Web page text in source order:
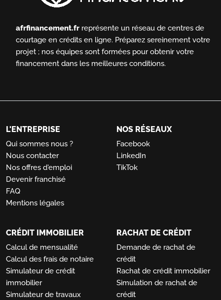
afrfinancement.fr représente un réseau de centres de
courtage en crédits en ligne. Préparez sereinement votre
projet ; nos équipes sont formées pour obtenir votre
financement dans les meilleures conditions.
L'ENTREPRISE
Qui sommes nous ?
Nous contacter
Nos offres d'emploi
Devenir franchisé
FAQ
Mentions légales
NOS RÉSEAUX
Facebook
LinkedIn
TikTok
CRÉDIT IMMOBILIER
Calcul de mensualité
Calcul des frais de notaire
Simulateur de crédit
immobilier
Simulateur de travaux
RACHAT DE CRÉDIT
Demande de rachat de
crédit
Rachat de crédit immobilier
Simulation de rachat de
crédit